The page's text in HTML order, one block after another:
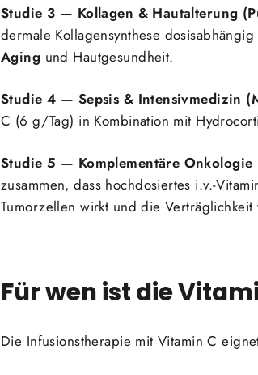
Studie 3 — Kollagen & Hautalterung
dermale Kollagensynthese
Aging und Hautgesundheit.
Studie 4 — Sepsis & Intensivmedizin
C (6 g/Tag) in Kombination mit
Studie 5 — Komplementäre
zusammen, dass hochdosiertes i.v.-
Tumorzellen wirkt und die
Für wen ist die
Die Infusionstherapie mit Vitamin C